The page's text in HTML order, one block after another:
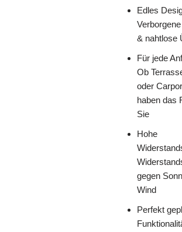
Edles
& nahtlose
Für jede
Ob
oder
haben das
Sie
Hohe
gegen
Wind
Perfekt